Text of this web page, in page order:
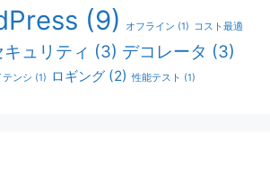
(9) オフライン (1) コスト最適
キュリティ (3) デコレータ (3)
テンシ (1) ロギング (2) 性能テスト (1)